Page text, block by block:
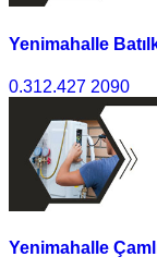
Yenimahalle
0.312.427 2090
Yenimahalle